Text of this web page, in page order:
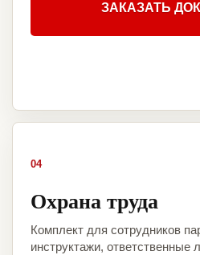
ЗАКАЗАТЬ
04
Охрана труда
Комплект для сотрудников
инструктажи, ответственные